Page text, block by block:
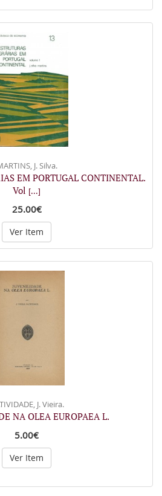
J. Silva.
EM PORTUGAL CONTINENTAL.
Vol [...]
25.00€
Ver Item
J. Vieira.
NA OLEA EUROPAEA L.
5.00€
Ver Item